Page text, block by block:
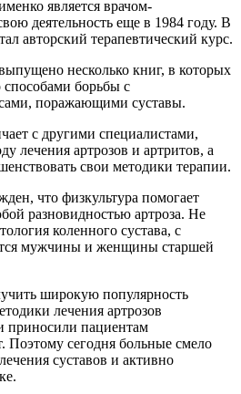
является врачом-
деятельность еще в 1984 году. В
авторский терапевтический курс.
несколько книг, в которых
способами борьбы с
поражающими суставы.
с другими специалистами,
лечения артрозов и артритов, а
свои методики терапии.
что физкультура помогает
разновидностью артроза. Не
коленного сустава, с
мужчины и женщины старшей
широкую популярность
лечения артрозов
приносили пациентам
Поэтому сегодня больные смело
суставов и активно